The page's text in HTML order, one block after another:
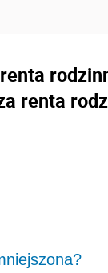
renta